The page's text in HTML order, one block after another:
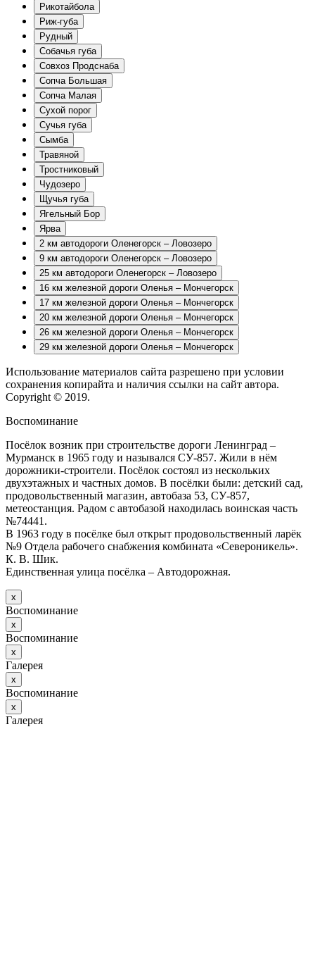
Рикотайбола
Риж-губа
Рудный
Собачья губа
Совхоз Продснаба
Сопча Большая
Сопча Малая
Сухой порог
Сучья губа
Сымба
Травяной
Тростниковый
Чудозеро
Щучья губа
Ягельный Бор
Ярва
2 км автодороги Оленегорск – Ловозеро
9 км автодороги Оленегорск – Ловозеро
25 км автодороги Оленегорск – Ловозеро
16 км железной дороги Оленья – Мончегорск
17 км железной дороги Оленья – Мончегорск
20 км железной дороги Оленья – Мончегорск
26 км железной дороги Оленья – Мончегорск
29 км железной дороги Оленья – Мончегорск
Использование материалов сайта разрешено при условии
сохранения копирайта и наличия ссылки на сайт автора.
Copyright © 2019.
Воспоминание
Посёлок возник при строительстве дороги Ленинград –
Мурманск в 1965 году и назывался СУ-857. Жили в нём
дорожники-строители. Посёлок состоял из нескольких
двухэтажных и частных домов. В посёлки были: детский сад,
продовольственный магазин, автобаза 53, СУ-857,
метеостанция. Радом с автобазой находилась воинская часть
№74441.
В 1963 году в посёлке был открыт продовольственный ларёк
№9 Отдела рабочего снабжения комбината «Североникель».
К. В. Шик.
Единственная улица посёлка – Автодорожная.
х
Воспоминание
х
Воспоминание
х
Галерея
х
Воспоминание
х
Галерея